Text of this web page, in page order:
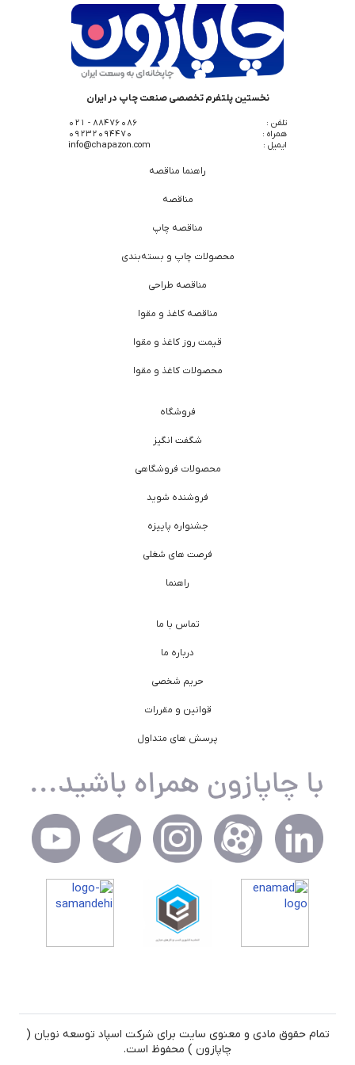
نخستین پلتفرم تخصصی صنعت چاپ در ایران
تلفن :
88476086 - 021
همراه :
09232094470
ایمیل :
info@chapazon.com
راهنما مناقصه
مناقصه
مناقصه چاپ
محصولات چاپ و بسته‌بندی
مناقصه طراحی
مناقصه کاغذ و مقوا
قیمت روز کاغذ و مقوا
محصولات کاغذ و مقوا
فروشگاه
شگفت انگیز
محصولات فروشگاهی
فروشنده شوید
جشنواره پاییزه
فرصت های شغلی
راهنما
تماس با ما
درباره ما
حریم شخصی
قوانین و مقررات
پرسش های متداول
تمام حقوق مادی و معنوی سایت برای شرکت اسپاد توسعه نویان (
چاپازون ) محفوظ است.